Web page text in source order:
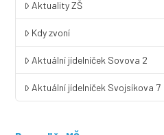
Aktuality ZŠ
Kdy zvoní
Aktuální jídelníček Sovova 2
Aktuální jídelníček Svojsíkova 7